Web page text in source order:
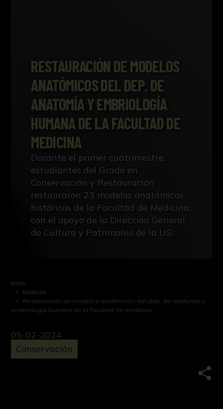
RESTAURACIÓN DE MODELOS
ANATÓMICOS DEL DEP. DE
ANATOMÍA Y EMBRIOLOGÍA
HUMANA DE LA FACULTAD DE
MEDICINA
Durante el primer cuatrimestre,
estudiantes del Grado en
Conservación y Restauración
restauraron 23 modelos anatómicos
históricos de la Facultad de Medicina,
con el apoyo de la Dirección General
de Cultura y Patrimonio de la US.
Inicio
Noticias
Restauración de modelos anatómicos del dep. de anatomía y
embriología humana de la facultad de medicina
05-02-2024
Conservación